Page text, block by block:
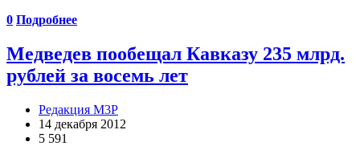
0 Подробнее
Медведев пообещал Кавказу 235 млрд.
рублей за восемь лет
Редакция М3Р
14 декабря 2012
5 591